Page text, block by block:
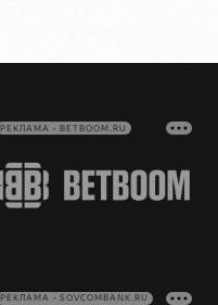
РЕКЛАМА • BETBOOM.RU
РЕКЛАМА • SOVCOMBANK.RU